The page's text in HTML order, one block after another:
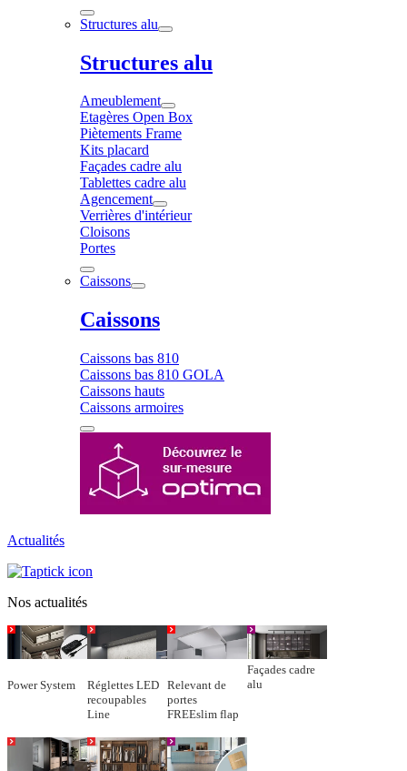
Structures alu
Structures alu
Ameublement
Etagères Open Box
Piètements Frame
Kits placard
Façades cadre alu
Tablettes cadre alu
Agencement
Verrières d'intérieur
Cloisons
Portes
Caissons
Caissons
Caissons bas 810
Caissons bas 810 GOLA
Caissons hauts
Caissons armoires
Actualités
Nos actualités
Power System
Réglettes LED
recoupables
Line
Relevant de
portes
FREEslim flap
Façades cadre
alu